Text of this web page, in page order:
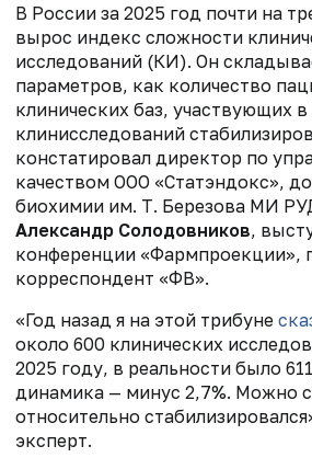
В России за 2025 год почти на
вырос индекс сложности
исследований (КИ). Он
параметров, как количество
клинических баз, участвующих
клинисследований
констатировал директор по
качеством ООО «Статэндокс»,
биохимии им. Т. Березова МИ
Александр Солодовников,
конференции «Фармпроекции»,
корреспондент «ФВ».
«Год назад я на этой трибуне
около 600 клинических
2025 году, в реальности было
динамика — минус 2,7%. Можно
относительно
эксперт.